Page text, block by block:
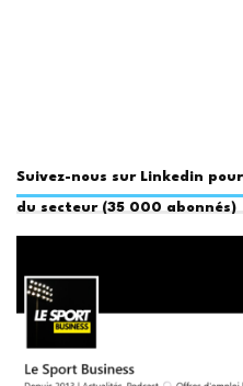
Suivez-nous sur Linkedin
du secteur (35 000 abonnés)